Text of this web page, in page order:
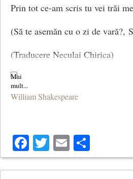
Prin tot ce-am scris tu vei trăi
(Să te asemăn cu o zi de vară?,
(Traducere Neculai Chirica)
William Shakespeare
Facebook
Twitter
Email